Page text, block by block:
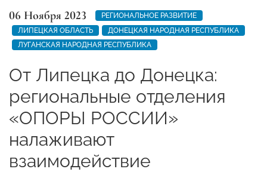
06 Ноября 2023
РЕГИОНАЛЬНОЕ РАЗВИТИЕ
ЛИПЕЦКАЯ ОБЛАСТЬ
ДОНЕЦКАЯ НАРОДНАЯ РЕСПУБЛИКА
ЛУГАНСКАЯ НАРОДНАЯ РЕСПУБЛИКА
От Липецка до Донецка:
региональные отделения
«ОПОРЫ РОССИИ»
налаживают
взаимодействие